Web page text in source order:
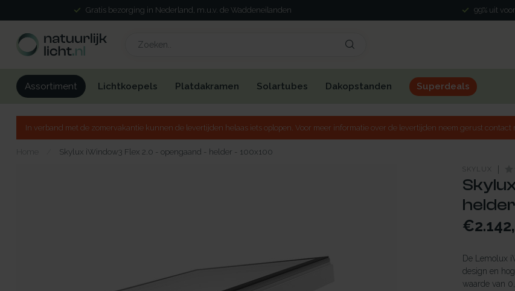
Gratis bezorging in Nederland, m.u.v. de Waddeneilanden 99% uit
Assortiment Lichtkoepels Platdakramen Solartubes Dakopstanden Superdeals
In verband met de zomervakantie kunnen de levertijden helaas iets oplopen. Voor meer informatie over de levertijden neem gerust contact
Home Skylux iWindow3 Flex 2.0 - opengaand - helder - 100x100
SKYLUX
De Lemolux
design en
waarde van